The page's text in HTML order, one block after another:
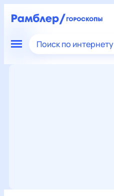
Поиск по интернету